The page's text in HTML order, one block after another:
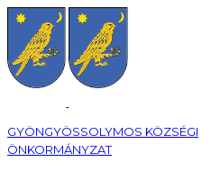
GYÖNGYÖSSOLYMOS KÖZSÉGI
ÖNKORMÁNYZAT